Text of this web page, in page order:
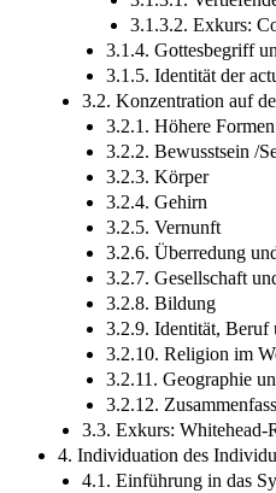
3.1.3.2. Exkurs:
3.1.4. Gottesbegriff
3.1.5. Identität der
3.2. Konzentration auf
3.2.1. Höhere
3.2.2. Bewusstsein /
3.2.3. Körper
3.2.4. Gehirn
3.2.5. Vernunft
3.2.6. Überredung
3.2.7. Gesellschaft
3.2.8. Bildung
3.2.9. Identität, Beruf
3.2.10. Religion im
3.2.11. Geographie
3.2.12.
3.3. Exkurs: Whitehead-
4. Individuation des
4.1. Einführung in das